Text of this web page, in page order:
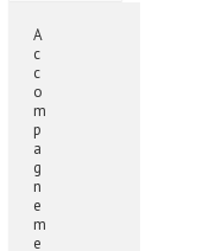
A
c
c
o
m
p
a
g
n
e
m
e